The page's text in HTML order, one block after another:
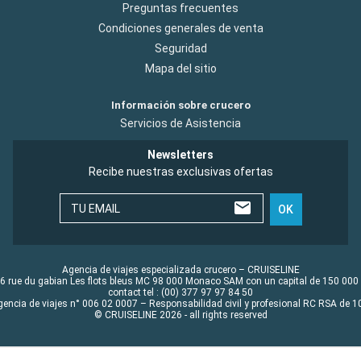
Preguntas frecuentes
Condiciones generales de venta
Seguridad
Mapa del sitio
Información sobre crucero
Servicios de Asistencia
Newsletters
Recibe nuestras exclusivas ofertas
TU EMAIL OK
Agencia de viajes especializada crucero – CRUISELINE
rue du gabian Les flots bleus MC 98 000 Monaco SAM con un capital de 150 000
contact tel : (00) 377 97 97 84 50
de viajes n° 006 02 0007 – Responsabilidad civil y profesional RC RSA de
© CRUISELINE 2026 - all rights reserved